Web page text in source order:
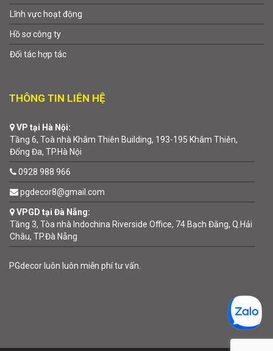
Lĩnh vực hoạt động
Hồ sơ công ty
Đối tác hợp tác
THÔNG TIN LIÊN HỆ
VP tại Hà Nội:
Tầng 6, Toà nhà Khâm Thiên Building, 193-195 Khâm Thiên,
Đống Đa, TP.Hà Nội
0928 988 966
pgdecor8@gmail.com
VPGD tại Đà Nẵng:
Tầng 3, Tòa nhà Indochina Riverside Office, 74 Bạch Đằng, Q.Hải
Châu, TP.Đà Nẵng
PGdecor luôn luôn miễn phí tư vấn.